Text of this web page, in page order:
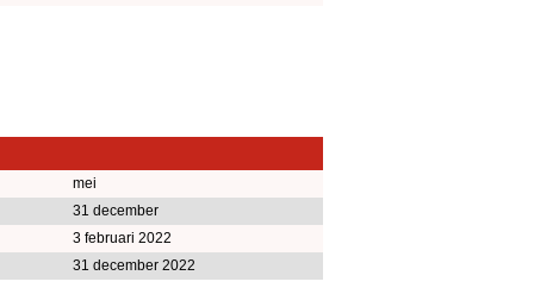
mei
31 december
3 februari 2022
31 december 2022